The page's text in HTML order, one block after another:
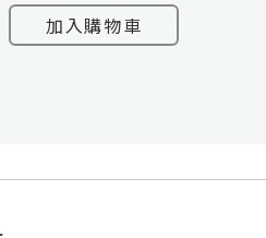
加入購物車